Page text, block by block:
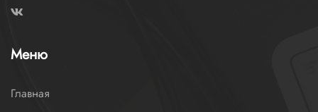
Меню
Главная